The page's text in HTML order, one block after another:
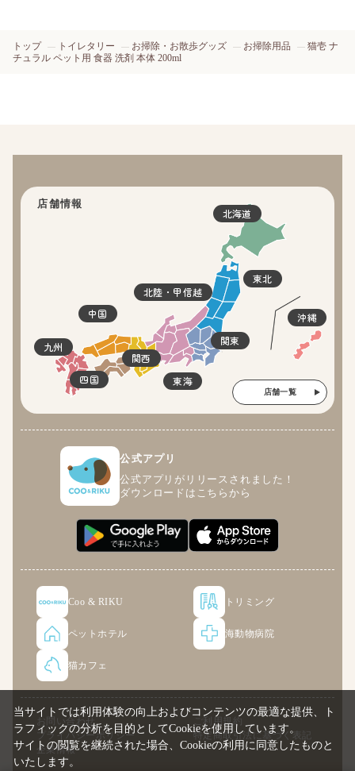
トップ トイレタリー お掃除・お散歩グッズ お掃除用品
猫壱 ナ
チュラル ペット用 食器 洗剤 本体 200ml
店舗情報
北海道
東北
関東
北陸・甲信越
東海
関西
四国
中国
九州
沖縄
店舗一覧
公式アプリ
公式アプリがリリースされました！
ダウンロードはこちらから
Coo & RIKU トリミング
ペットホテル 海動物病院
猫カフェ
お問い合わせ
ご利用規約
プライバシーポリシー
特定商取引法に基づく表記
企業情報
当サイトでは利用体験の向上およびコンテンツの最適な提供、ト
ラフィックの分析を目的としてCookieを使用しています。
サイトの閲覧を継続された場合、Cookieの利用に同意したものと
いたします。